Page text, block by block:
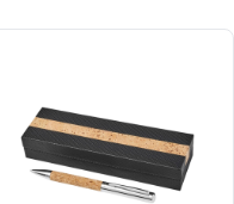
også mængden af affald
og den nederste del af
er lavet af bambus.
Sort Skrivelængde: 800
Spidsstørrelse: 1,00 […]